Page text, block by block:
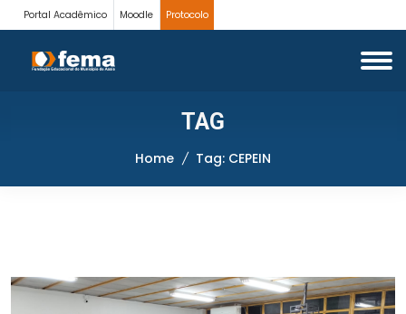
Portal Acadêmico Moodle Protocolo
TAG
Home Tag: CEPEIN